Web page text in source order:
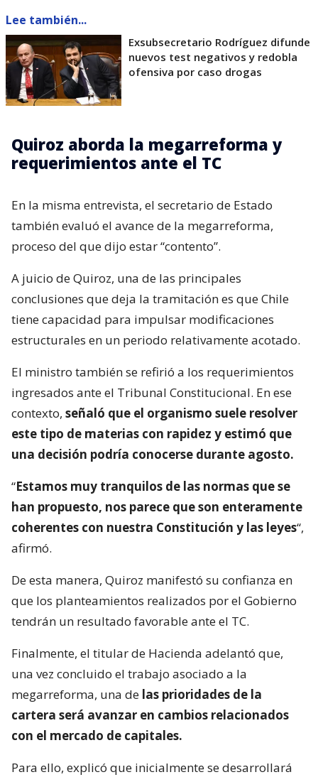
Lee también...
Exsubsecretario Rodríguez difunde
nuevos test negativos y redobla
ofensiva por caso drogas
Quiroz aborda la megarreforma y
requerimientos ante el TC
En la misma entrevista, el secretario de Estado
también evaluó el avance de la megarreforma,
proceso del que dijo estar “contento”.
A juicio de Quiroz, una de las principales
conclusiones que deja la tramitación es que Chile
tiene capacidad para impulsar modificaciones
estructurales en un periodo relativamente acotado.
El ministro también se refirió a los requerimientos
ingresados ante el Tribunal Constitucional. En ese
contexto, señaló que el organismo suele resolver
este tipo de materias con rapidez y estimó que
una decisión podría conocerse durante agosto.
“Estamos muy tranquilos de las normas que se
han propuesto, nos parece que son enteramente
coherentes con nuestra Constitución y las leyes“,
afirmó.
De esta manera, Quiroz manifestó su confianza en
que los planteamientos realizados por el Gobierno
tendrán un resultado favorable ante el TC.
Finalmente, el titular de Hacienda adelantó que,
una vez concluido el trabajo asociado a la
megarreforma, una de las prioridades de la
cartera será avanzar en cambios relacionados
con el mercado de capitales.
Para ello, explicó que inicialmente se desarrollará